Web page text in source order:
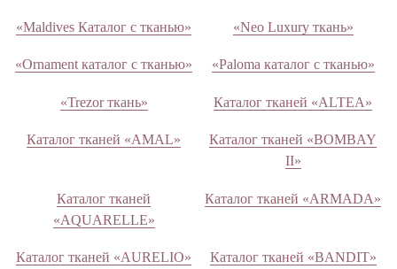
«Maldives Каталог с тканью» «Neo Luxury ткань»
«Ornament каталог с тканью» «Paloma каталог с тканью»
«Trezor ткань» Каталог тканей «ALTEA»
Каталог тканей «AMAL»
Каталог тканей «BOMBAY
II»
Каталог тканей
«AQUARELLE»
Каталог тканей «ARMADA»
Каталог тканей «AURELIO» Каталог тканей «BANDIT»